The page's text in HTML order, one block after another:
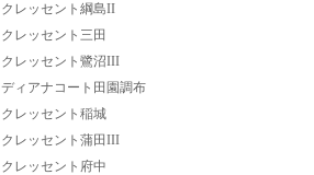
クレッセント綱島II
クレッセント三田
クレッセント鷺沼III
ディアナコート田園調布
クレッセント稲城
クレッセント蒲田III
クレッセント府中